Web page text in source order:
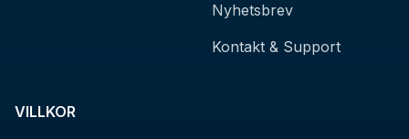
Nyhetsbrev
Kontakt & Support
VILLKOR